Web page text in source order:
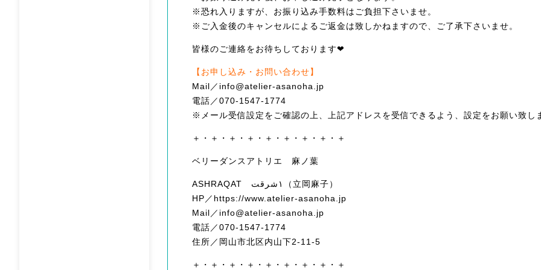
※恐れ入りますが、お振り込み手数料はご負担下さいませ。
※ご入金後のキャンセルによるご返金は致しかねますので 、ご了承下さいませ。
皆様のご連絡をお待ちしております❤︎
【お申し込み・お問い合わせ】
Mail／info@atelier-asanoha. jp
電話／070-1547-1774
※メール受信設定をご確認の上、上記アドレスを受信でき るよう、設定をお願い致し
＋・＋・＋・＋・＋・＋・＋・＋・＋
ベリーダンスアトリエ 麻ノ葉
ASHRAQAT ١شرقت（立岡麻子）
HP／https://www.atelier-asanoha.jp
Mail／info@atelier-asanoha.jp
電話／070-1547-1774
住所／岡山市北区内山下2-11-5
＋・＋・＋・＋・＋・＋・＋・＋・＋